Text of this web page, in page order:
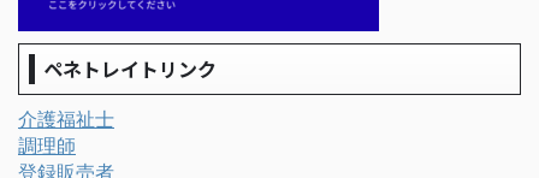
ペネトレイトリンク
介護福祉士
調理師
登録販売者